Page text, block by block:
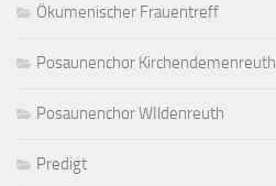
Ökumenischer Frauentreff
Posaunenchor Kirchendemenreuth
Posaunenchor WIldenreuth
Predigt